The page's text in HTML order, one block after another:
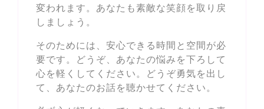
変われます。あなたも素敵な笑顔を取り戻
しましょう。
そのためには、安心できる時間と空間が必
要です。どうぞ、あなたの悩みを下ろして
心を軽くしてください。どうぞ勇気を出し
て、あなたのお話を聴かせてください。